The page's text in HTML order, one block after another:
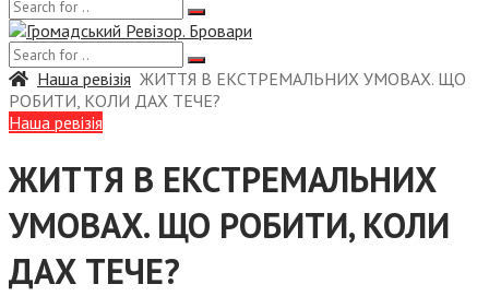
Наша ревізія ЖИТТЯ В ЕКСТРЕМАЛЬНИХ УМОВАХ. ЩО
РОБИТИ, КОЛИ ДАХ ТЕЧЕ?
Наша ревізія
ЖИТТЯ В ЕКСТРЕМАЛЬНИХ
УМОВАХ. ЩО РОБИТИ, КОЛИ
ДАХ ТЕЧЕ?